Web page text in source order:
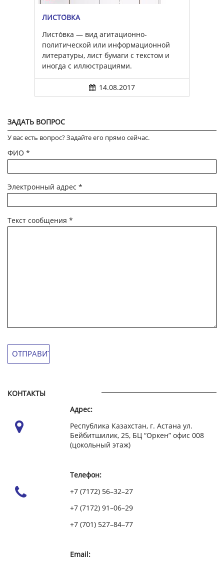
ЛИСТО́ВКА
Листо́вка — вид агитационно-
политической или информационной
литературы, лист бумаги с текстом и
иногда с иллюстрациями.
14.08.2017
ЗАДАТЬ ВОПРОС
У вас есть вопрос? Задайте его прямо сейчас.
ФИО *
Электронный адрес *
Текст сообщения *
КОНТАКТЫ
Адрес:
Республика Казахстан, г. Астана ул.
Бейбитшилик, 25, БЦ “Оркен” офис 008
(цокольный этаж)
Телефон:
+7 (7172) 56–32–27
+7 (7172) 91–06–29
+7 (701) 527–84–77
Email: